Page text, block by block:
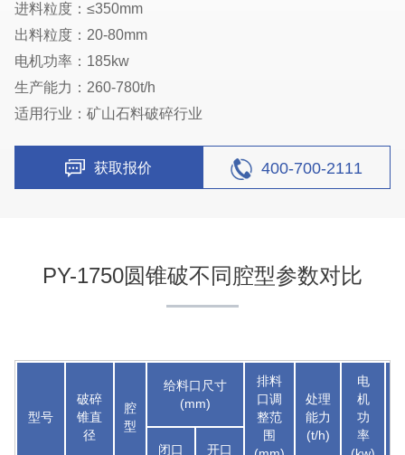
进料粒度：≤350mm
出料粒度：20-80mm
电机功率：185kw
生产能力：260-780t/h
适用行业：矿山石料破碎行业
获取报价 400-700-2111
PY-1750圆锥破不同腔型参数对比
型号
破碎
锥直
径
腔
型
给料口尺寸
(mm)
排料
口调
整范
围
处理
能力
(t/h)
电
机
功
率
闭口 开口